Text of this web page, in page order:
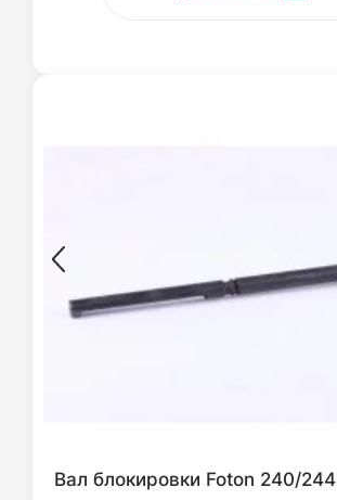
Вал блокировки Foton 240/244